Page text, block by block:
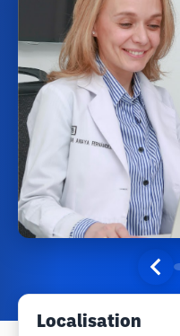
Localisation